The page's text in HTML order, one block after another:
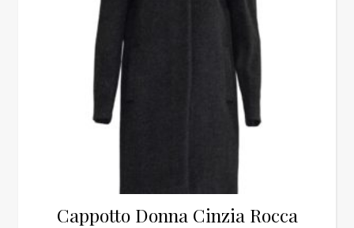
Cappotto Donna Cinzia Rocca